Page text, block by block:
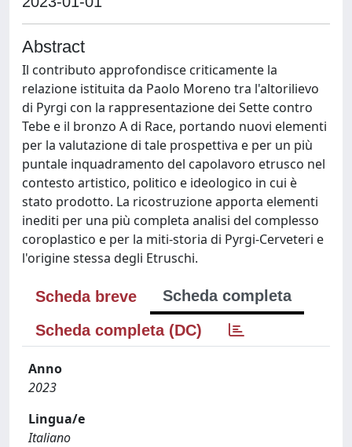
Abstract
Il contributo approfondisce criticamente la
relazione istituita da Paolo Moreno tra l'altorilievo
di Pyrgi con la rappresentazione dei Sette contro
Tebe e il bronzo A di Race, portando nuovi elementi
per la valutazione di tale prospettiva e per un più
puntale inquadramento del capolavoro etrusco nel
contesto artistico, politico e ideologico in cui è
stato prodotto. La ricostruzione apporta elementi
inediti per una più completa analisi del complesso
coroplastico e per la miti-storia di Pyrgi-Cerveteri e
l'origine stessa degli Etruschi.
Scheda breve
Scheda completa
Scheda completa (DC)
Anno
2023
Lingua/e
Italiano